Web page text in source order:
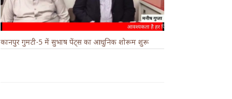
कानपुर गुमटी-5 में सुभाष पेंट्स का आधुनिक शोरूम शुरू